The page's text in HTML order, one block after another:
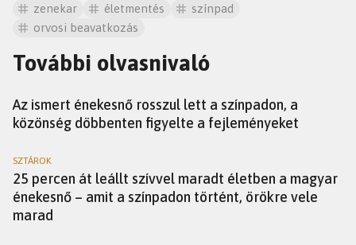
zenekar
életmentés
színpad
orvosi beavatkozás
További olvasnivaló
Az ismert énekesnő rosszul lett a színpadon, a
közönség döbbenten figyelte a fejleményeket
SZTÁROK
25 percen át leállt szívvel maradt életben a magyar
énekesnő – amit a színpadon történt, örökre vele
marad